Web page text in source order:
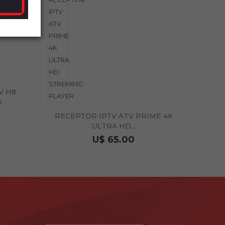
H8
RECEPTOR IPTV ATV PRIME 4K
ULTRA HD...
U$ 65.00